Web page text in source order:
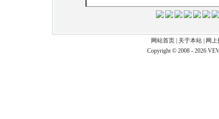
网站首页 关于本站
网
Copyright © 2008 - 2026